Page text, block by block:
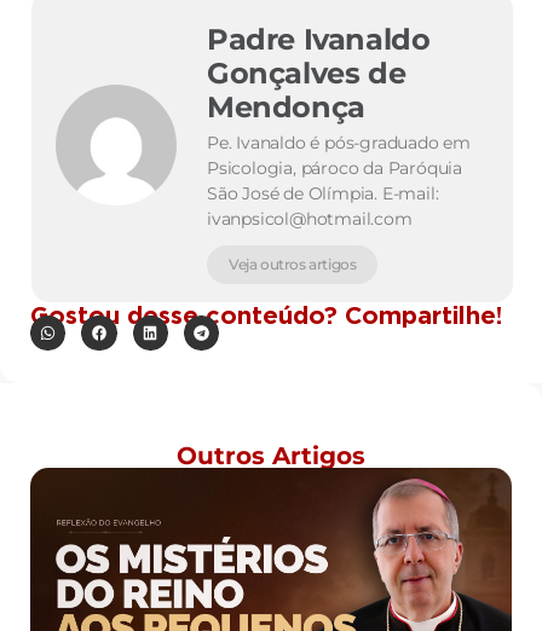
Padre Ivanaldo
Gonçalves de
Mendonça
Pe. Ivanaldo é pós-graduado em
Psicologia, pároco da Paróquia
São José de Olímpia. E-mail:
ivanpsicol@hotmail.com
Veja outros artigos
Gostou desse conteúdo? Compartilhe!
Outros Artigos